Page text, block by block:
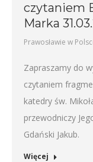
czytaniem
Marka
Prawosławie w
Zapraszamy do
czytaniem
katedry św.
przewodniczy
Gdański Jakub.
Więcej